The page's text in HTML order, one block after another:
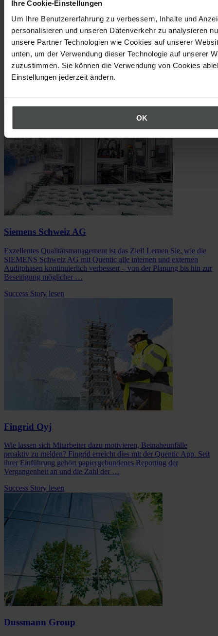
Ihre Cookie-Einstellungen
Um Ihre Benutzererfahrung zu verbessern, Inhalte und
personalisieren und unseren Datenverkehr zu analysieren
unsere Partner Technologien wie Cookies auf unserer
unten, um der Verwendung dieser Technologie auf unserer
zuzustimmen. Sie können die Verwendung von Cookies
Einstellungen jederzeit ändern.
OK
Siemens Schweiz AG
Exzellentes Qualitätsmanagement ist das Ziel! Lernen Sie, wie die
SIEMENS Schweiz AG mit Quentic alle internen und externen
Auditphasen kontinuierlich verbessert – von der Planung bis hin zur
Beseitigung möglicher …
Success Story lesen
Fingrid Oyj
Wie lassen sich Mitarbeiter dazu motivieren, Beinaheunfälle
proaktiv zu melden? Fingrid erreicht dies mit der Quentic App. Seit
ihrer Einführung gehört papiergebundenes Reporting der
Vergangenheit an und die Zahl der …
Success Story lesen
Dussmann Group